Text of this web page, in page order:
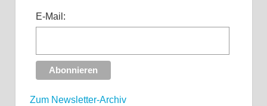
E-Mail:
Zum Newsletter-Archiv